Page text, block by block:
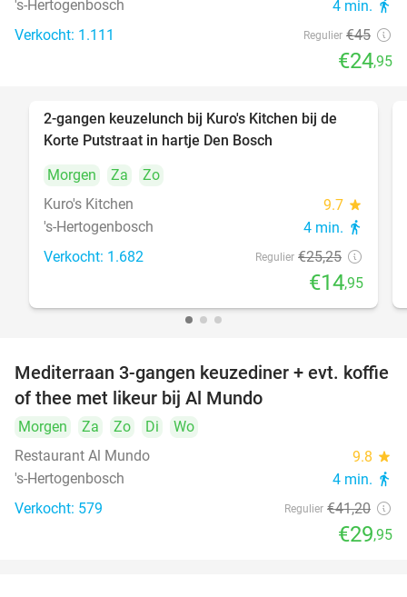
's-Hertogenbosch 4 min. directions_walk
Verkocht: 1.111 Regulier €45
€24,95
2-gangen keuzelunch bij Kuro's Kitchen bij de
Korte Putstraat in hartje Den Bosch
Morgen
Za
Zo
Kuro's Kitchen
9.7 star
's-Hertogenbosch 4 min. directions_walk
Verkocht: 1.682 Regulier €25,25
€14,95
27%
Mediterraan 3-gangen keuzediner + evt. koffie
of thee met likeur bij Al Mundo
Morgen Za Zo Di
Wo
Restaurant Al Mundo
9.8 star
's-Hertogenbosch 4 min. directions_walk
Verkocht: 579 Regulier €41,20
€29,95